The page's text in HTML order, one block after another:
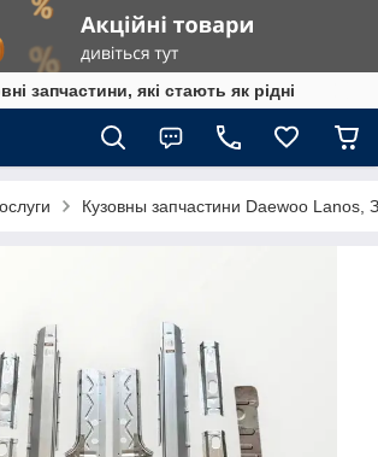
запчастини, які стають як рідні
Кузовны запчастини Daewoo Lanos,